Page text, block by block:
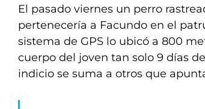
El pasado viernes un perro
pertenecería a Facundo en el
sistema de GPS lo ubicó a 800
cuerpo del joven tan solo 9 días
indicio se suma a otros que